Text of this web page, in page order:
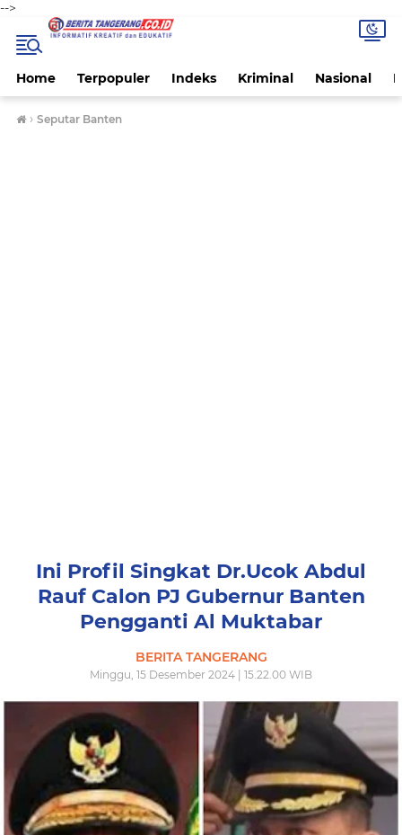
-->
Home Terpopuler Indeks Kriminal Nasional
› Seputar Banten
Ini Profil Singkat Dr.Ucok Abdul
Rauf Calon PJ Gubernur Banten
Pengganti Al Muktabar
BERITA TANGERANG
Minggu, 15 Desember 2024 | 15.22.00 WIB